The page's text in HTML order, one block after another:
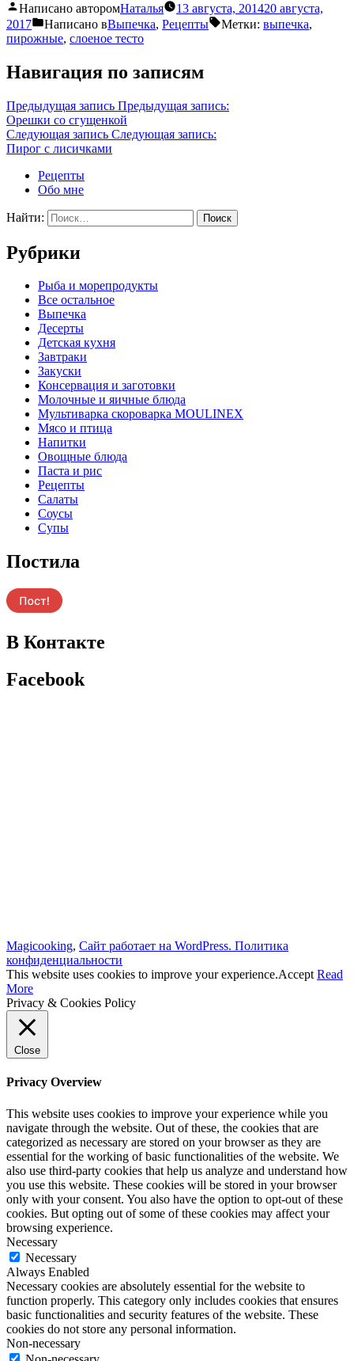
Написано авторомНаталья 13 августа, 201420 августа,
2017
Написано вВыпечка, Рецепты Метки: выпечка,
пирожные, слоеное тесто
Навигация по записям
Предыдущая запись Предыдущая запись:
Орешки со сгущенкой
Следующая запись Следующая запись:
Пирог с лисичками
Рецепты
Обо мне
Найти:
Рубрики
Pыба и морепродукты
Все остальное
Выпечка
Десерты
Детская кухня
Завтраки
Закуски
Консервация и заготовки
Молочные и яичные блюда
Мультиварка скороварка MOULINEX
Мясо и птица
Напитки
Овощные блюда
Паста и рис
Рецепты
Салаты
Соусы
Супы
Постила
В Контакте
Facebook
Magicooking, Сайт работает на WordPress. Политика
конфиденциальности
This website uses cookies to improve your experience.Accept Read
More
Privacy & Cookies Policy
Close
Privacy Overview
This website uses cookies to improve your experience while you
navigate through the website. Out of these, the cookies that are
categorized as necessary are stored on your browser as they are
essential for the working of basic functionalities of the website. We
also use third-party cookies that help us analyze and understand how
you use this website. These cookies will be stored in your browser
only with your consent. You also have the option to opt-out of these
cookies. But opting out of some of these cookies may affect your
browsing experience.
Necessary
Necessary
Always Enabled
Necessary cookies are absolutely essential for the website to
function properly. This category only includes cookies that ensures
basic functionalities and security features of the website. These
cookies do not store any personal information.
Non-necessary